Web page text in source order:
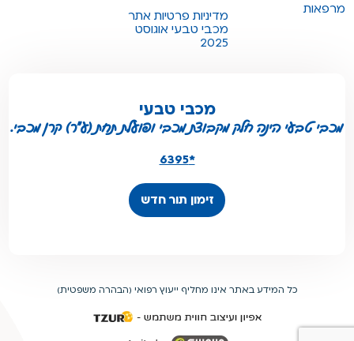
מרפאות
מדיניות פרטיות אתר
מכבי טבעי אוגוסט
2025
מכבי טבעי
מכבי טבעי הינה חלק מקבוצת מכבי ופועלת תחת (ע"ר) קרן מכבי.
*6395
זימון תור חדש
כל המידע באתר אינו מחליף ייעוץ רפואי (הבהרה משפטית)